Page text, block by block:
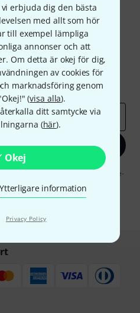
erbjuda dig den bästa
med allt som hör
till exempel lämpliga
annonser och att
Om detta är okej för dig,
av cookies för
marknadsföring genom
(visa alla).
ditt samtycke via
(här).
Okej
Ytterligare information
Privacy Policy
nyhetsbrev
på engelska och
50 kupong värd50 €!
Erbjudanden
Insikter
dig nu
nu" samtycker jag till att ta emot e-
när som helst. Du finner mer
i vårsekretesspolicy